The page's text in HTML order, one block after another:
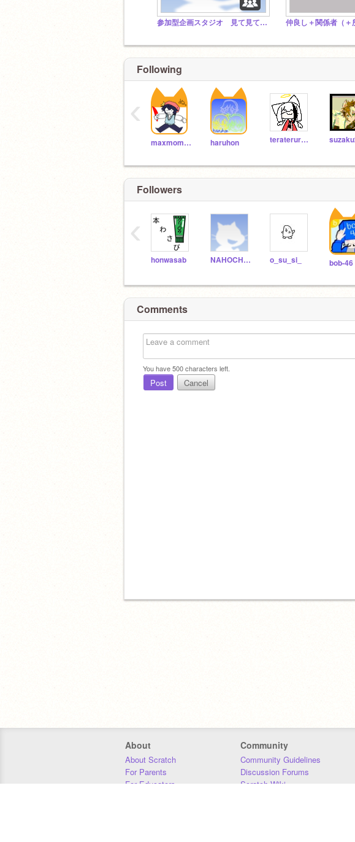
参加型企画スタジオ 見て見て見て見て
Following
maxmomoko haruhon terateruraito
‹
Followers
honwasab NAHOCHANN o_su_si_ bob-46
‹
Comments
You have500characters left.
Post Cancel
About
About Scratch
For Parents
For Educators
Community
Community Guidelines
Discussion Forums
Scratch Wiki